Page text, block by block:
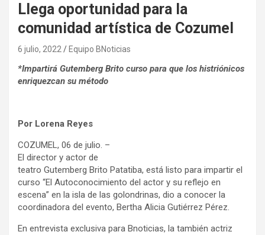
Llega oportunidad para la
comunidad artística de Cozumel
6 julio, 2022 Equipo BNoticias
*Impartirá Gutemberg Brito curso para que los histriónicos
enriquezcan su método
Por Lorena Reyes
COZUMEL, 06 de julio. –
El director y actor de
teatro Gutemberg Brito Patatiba, está listo para impartir el
curso “El Autoconocimiento del actor y su reflejo en
escena” en la isla de las golondrinas, dio a conocer la
coordinadora del evento, Bertha Alicia Gutiérrez Pérez.
En entrevista exclusiva para Bnoticias, la también actriz